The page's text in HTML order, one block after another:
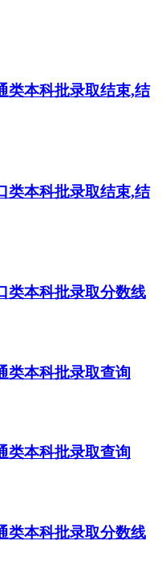
类本科批录取结束,结
类本科批录取结束,结
类本科批录取分数线
类本科批录取查询
类本科批录取查询
类本科批录取分数线